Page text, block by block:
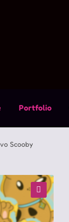
Portfolio
Scooby
🔍